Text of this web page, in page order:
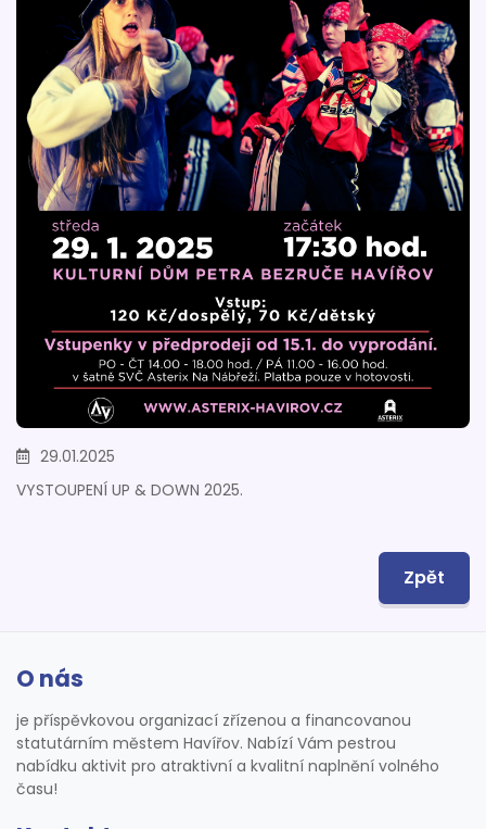
29.01.2025
VYSTOUPENÍ UP & DOWN 2025.
Zpět
O nás
je příspěvkovou organizací zřízenou a financovanou
statutárním městem Havířov. Nabízí Vám pestrou
nabídku aktivit pro atraktivní a kvalitní naplnění volného
času!